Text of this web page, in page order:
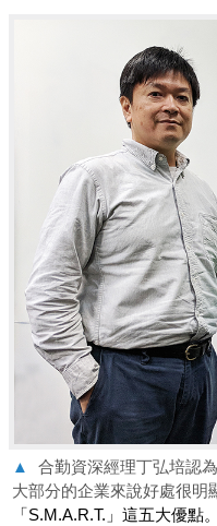
▲
合勤資深經理丁弘培認
大部分的企業來說好處很明
「S.M.A.R.T.」這五大優點。